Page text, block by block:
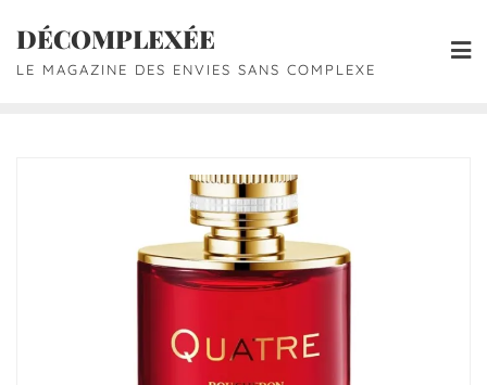
DÉCOMPLEXÉE
LE MAGAZINE DES ENVIES SANS COMPLEXE